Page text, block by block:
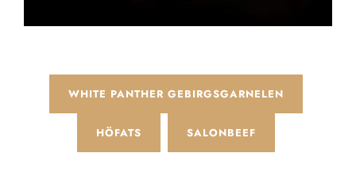
WHITE PANTHER GEBIRGSGARNELEN
HÖFATS SALONBEEF